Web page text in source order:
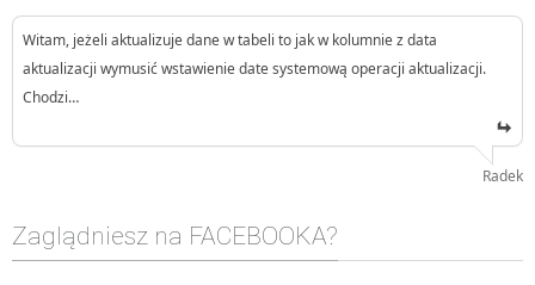
Witam, jeżeli aktualizuje dane w tabeli to jak w kolumnie z data
aktualizacji wymusić wstawienie date systemową operacji aktualizacji.
Chodzi…
Radek
Zaglądniesz na FACEBOOKA?